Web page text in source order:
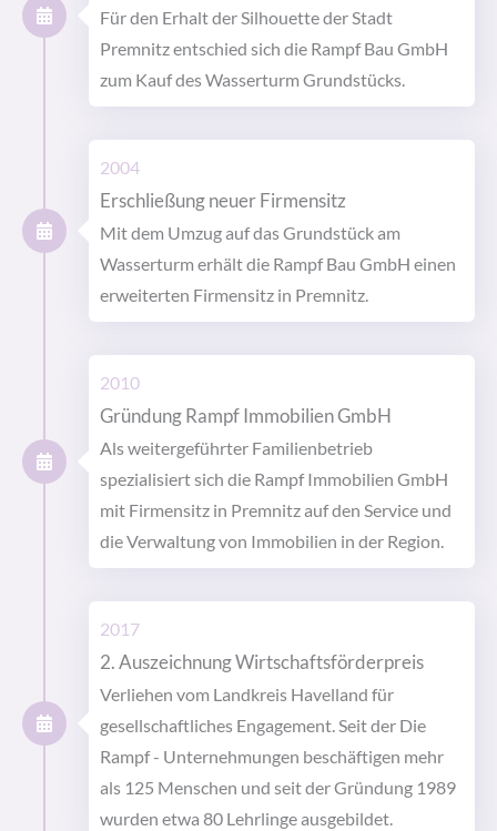
Für den Erhalt der Silhouette der Stadt
Premnitz entschied sich die Rampf Bau GmbH
zum Kauf des Wasserturm Grundstücks.
2004
Erschließung neuer Firmensitz
Mit dem Umzug auf das Grundstück am
Wasserturm erhält die Rampf Bau GmbH einen
erweiterten Firmensitz in Premnitz.
2010
Gründung Rampf Immobilien GmbH
Als weitergeführter Familienbetrieb
spezialisiert sich die Rampf Immobilien GmbH
mit Firmensitz in Premnitz auf den Service und
die Verwaltung von Immobilien in der Region.
2017
2. Auszeichnung Wirtschaftsförderpreis
Verliehen vom Landkreis Havelland für
gesellschaftliches Engagement. Seit der Die
Rampf - Unternehmungen beschäftigen mehr
als 125 Menschen und seit der Gründung 1989
wurden etwa 80 Lehrlinge ausgebildet.